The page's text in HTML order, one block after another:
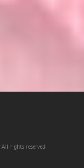
All rights reserved